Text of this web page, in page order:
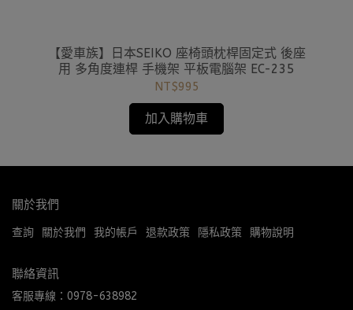
【愛車族】日本SEIKO 座椅頭枕桿固定式 後座
用 多角度連桿 手機架 平板電腦架 EC-235
NT$995
加入購物車
關於我們
查詢 關於我們 我的帳戶 退款政策 隱私政策 購物說明
聯絡資訊
客服專線：0978-638982